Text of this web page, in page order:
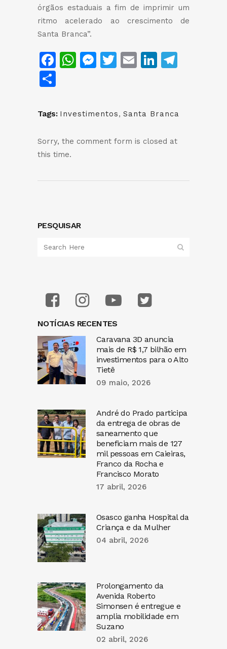
órgãos estaduais a fim de imprimir um
ritmo acelerado ao crescimento de
Santa Branca”.
Facebook
WhatsApp
Messenger
Twitter
EmailLinkedIn
Tags: Investimentos, Santa Branca
Sorry, the comment form is closed at
this time.
PESQUISAR
NOTÍCIAS RECENTES
Caravana 3D anuncia
mais de R$ 1,7 bilhão em
investimentos para o Alto
Tietê
09 maio, 2026
André do Prado participa
da entrega de obras de
saneamento que
beneficiam mais de 127
mil pessoas em Caieiras,
Franco da Rocha e
Francisco Morato
17 abril, 2026
Osasco ganha Hospital da
Criança e da Mulher
04 abril, 2026
Prolongamento da
Avenida Roberto
Simonsen é entregue e
amplia mobilidade em
Suzano
02 abril, 2026